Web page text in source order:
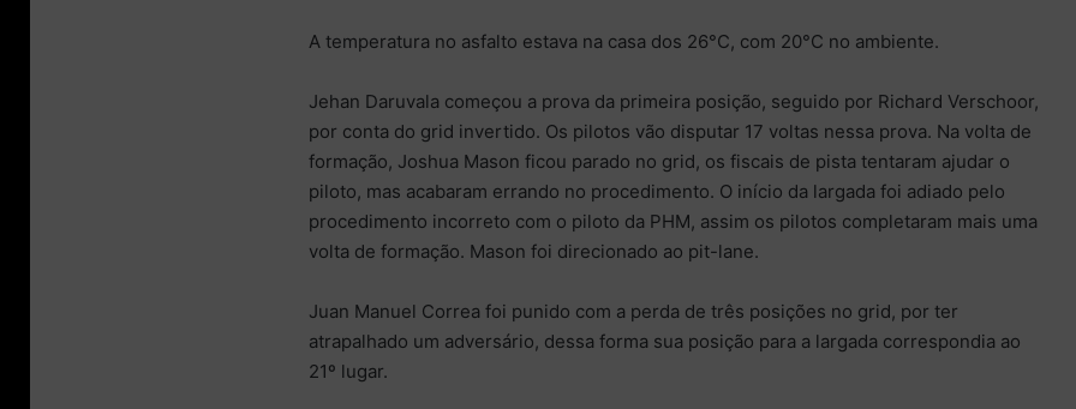
A temperatura no asfalto estava na casa dos 26°C, com 20°C no ambiente.
Jehan Daruvala começou a prova da primeira posição, seguido por Richard Verschoor,
por conta do grid invertido. Os pilotos vão disputar 17 voltas nessa prova. Na volta de
formação, Joshua Mason ficou parado no grid, os fiscais de pista tentaram ajudar o
piloto, mas acabaram errando no procedimento. O início da largada foi adiado pelo
procedimento incorreto com o piloto da PHM, assim os pilotos completaram mais uma
volta de formação. Mason foi direcionado ao pit-lane.
Juan Manuel Correa foi punido com a perda de três posições no grid, por ter
atrapalhado um adversário, dessa forma sua posição para a largada correspondia ao
21º lugar.